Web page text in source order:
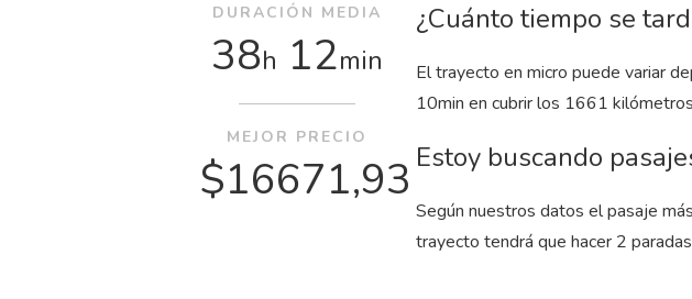
¿Cuánto tiempo se
El trayecto en micro puede variar
10min en cubrir los 1661
Estoy buscando
Según nuestros datos el pasaje
trayecto tendrá que hacer 2
DURACIÓN MEDIA
38h 12min
MEJOR PRECIO
$16671,93